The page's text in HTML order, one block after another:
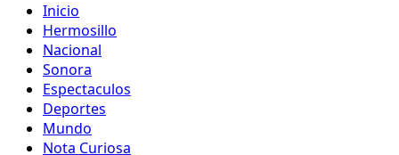
Inicio
Hermosillo
Nacional
Sonora
Espectaculos
Deportes
Mundo
Nota Curiosa